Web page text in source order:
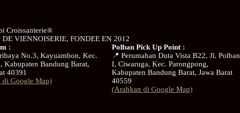
Croissanterie®
VIENNOISERIE, FONDEE EN 2012
:
No.3, Kayuambon, Kec.
Kabupaten Bandung Barat,
40391
di Google Map)
Polban Pick Up Point :
📍 Perumahan Duta Vista B22, Jl. Polban
I, Ciwaruga, Kec. Parongpong,
Kabupaten Bandung Barat, Jawa Barat
40559
(Arahkan di Google Map)